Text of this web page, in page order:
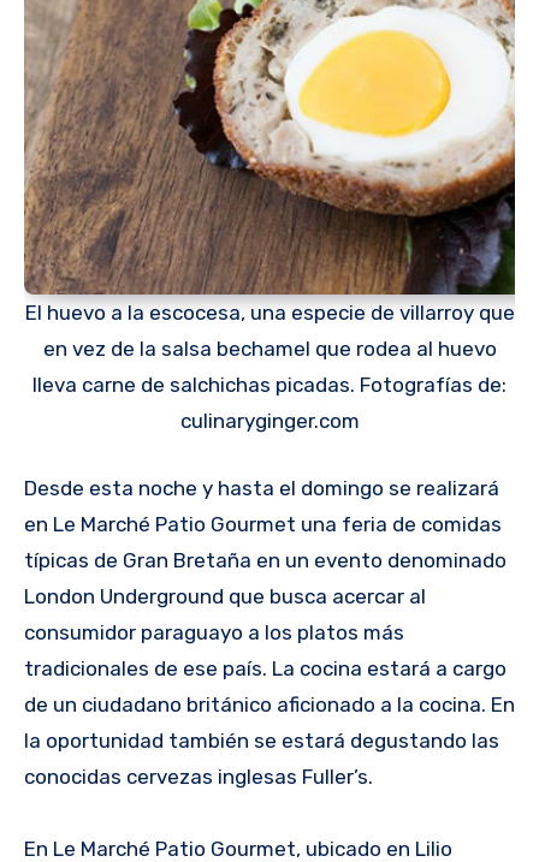
El huevo a la escocesa, una especie de villarroy que
en vez de la salsa bechamel que rodea al huevo
lleva carne de salchichas picadas. Fotografías de:
culinaryginger.com
Desde esta noche y hasta el domingo se realizará
en Le Marché Patio Gourmet una feria de comidas
típicas de Gran Bretaña en un evento denominado
London Underground que busca acercar al
consumidor paraguayo a los platos más
tradicionales de ese país. La cocina estará a cargo
de un ciudadano británico aficionado a la cocina. En
la oportunidad también se estará degustando las
conocidas cervezas inglesas Fuller’s.
En Le Marché Patio Gourmet, ubicado en Lilio